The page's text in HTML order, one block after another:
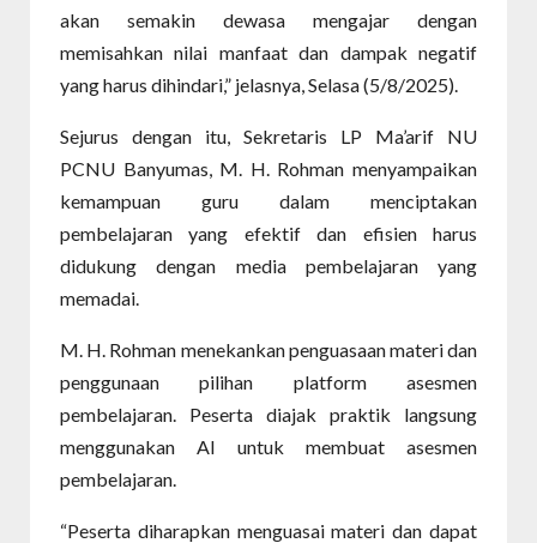
akan semakin dewasa mengajar dengan
memisahkan nilai manfaat dan dampak negatif
yang harus dihindari,” jelasnya, Selasa (5/8/2025).
Sejurus dengan itu, Sekretaris LP Ma’arif NU
PCNU Banyumas, M. H. Rohman menyampaikan
kemampuan guru dalam menciptakan
pembelajaran yang efektif dan efisien harus
didukung dengan media pembelajaran yang
memadai.
M. H. Rohman menekankan penguasaan materi dan
penggunaan pilihan platform asesmen
pembelajaran. Peserta diajak praktik langsung
menggunakan AI untuk membuat asesmen
pembelajaran.
“Peserta diharapkan menguasai materi dan dapat